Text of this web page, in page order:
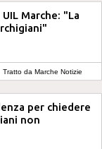
Marche: "La
Tratto da Marche Notizie
per chiedere
non